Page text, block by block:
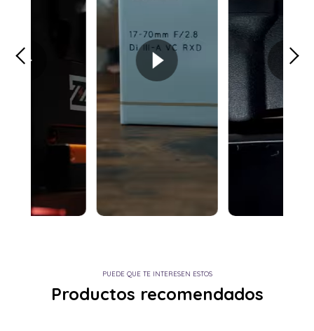
PUEDE QUE TE INTERESEN ESTOS
Productos recomendados